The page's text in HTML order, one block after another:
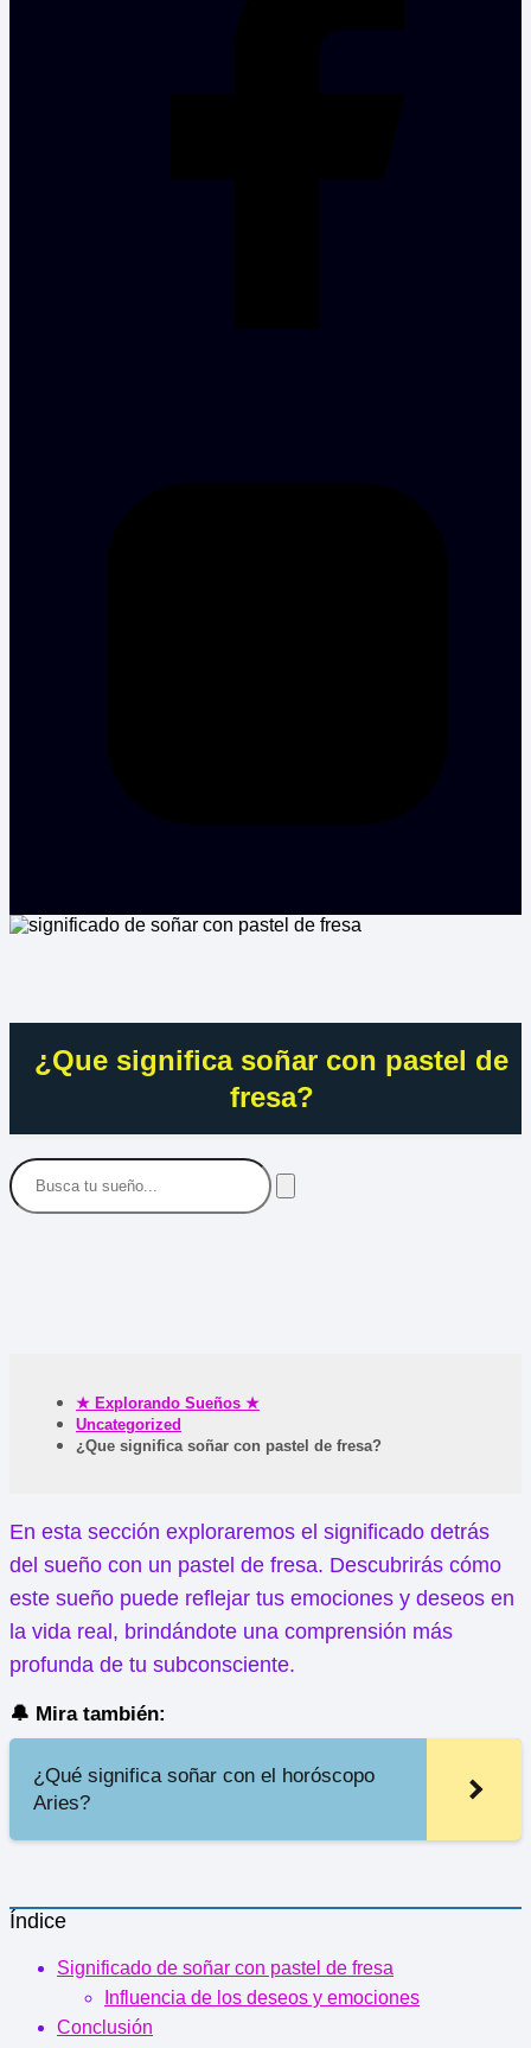
¿Que significa soñar con pastel de
fresa?
★ Explorando Sueños ★
Uncategorized
¿Que significa soñar con pastel de fresa?
En esta sección exploraremos el significado detrás
del sueño con un pastel de fresa. Descubrirás cómo
este sueño puede reflejar tus emociones y deseos en
la vida real, brindándote una comprensión más
profunda de tu subconsciente.
🔔 Mira también:
¿Qué significa soñar con el horóscopo
Aries?
Índice
Significado de soñar con pastel de fresa
Influencia de los deseos y emociones
Conclusión